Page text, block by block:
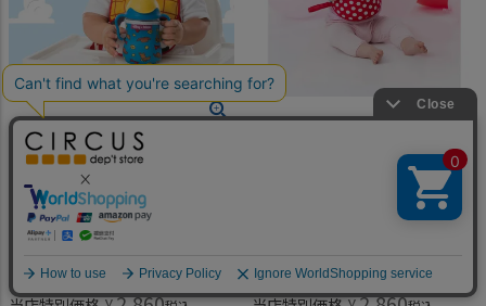
ビーボックス
定価 ¥2,860のところ
[ビーボックス] DisneyTravelビブ Minnie
定価 ¥ 2,860のところ
何かお探しですか？